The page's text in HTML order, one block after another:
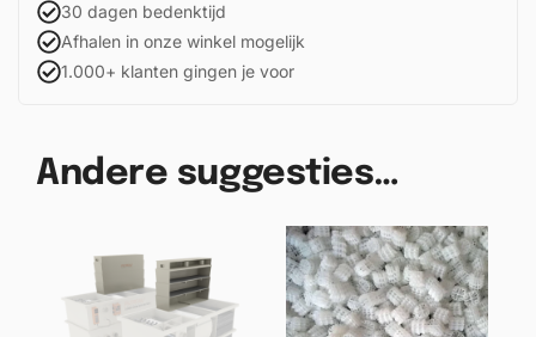
30 dagen bedenktijd
Afhalen in onze winkel mogelijk
1.000+ klanten gingen je voor
Andere suggesties…